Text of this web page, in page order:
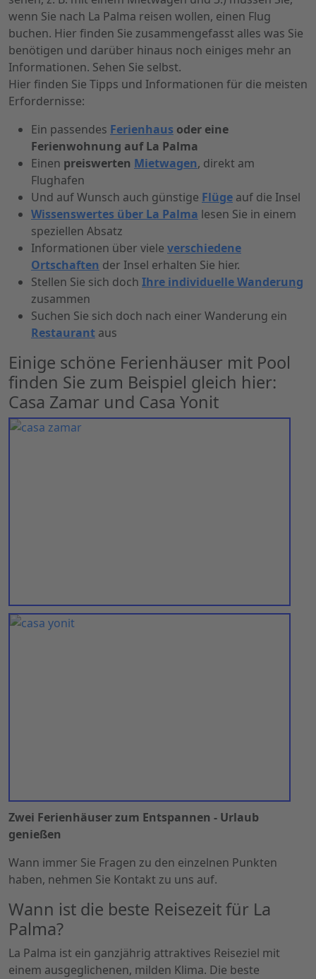
wenn Sie nach La Palma reisen wollen, einen Flug
buchen. Hier finden Sie zusammengefasst alles was Sie
benötigen und darüber hinaus noch einiges mehr an
Informationen. Sehen Sie selbst.
Hier finden Sie Tipps und Informationen für die meisten
Erfordernisse:
Ein passendes Ferienhaus oder eine
Ferienwohnung auf La Palma
Einen preiswerten Mietwagen, direkt am
Flughafen
Und auf Wunsch auch günstige Flüge auf die Insel
Wissenswertes über La Palma lesen Sie in einem
speziellen Absatz
Informationen über viele verschiedene
Ortschaften der Insel erhalten Sie hier.
Stellen Sie sich doch Ihre individuelle Wanderung
zusammen
Suchen Sie sich doch nach einer Wanderung ein
Restaurant aus
Einige schöne Ferienhäuser mit Pool
finden Sie zum Beispiel gleich hier:
Casa Zamar und Casa Yonit
Zwei Ferienhäuser zum Entspannen - Urlaub
genießen
Wann immer Sie Fragen zu den einzelnen Punkten
haben, nehmen Sie Kontakt zu uns auf.
Wann ist die beste Reisezeit für La
Palma?
La Palma ist ein ganzjährig attraktives Reiseziel mit
einem ausgeglichenen, milden Klima. Die beste